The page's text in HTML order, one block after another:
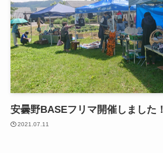
安曇野BASEフリマ開催しました！
2021.07.11